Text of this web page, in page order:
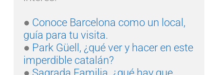
● Conoce Barcelona como un local,
guía para tu visita.
● Park Güell, ¿qué ver y hacer en este
imperdible catalán?